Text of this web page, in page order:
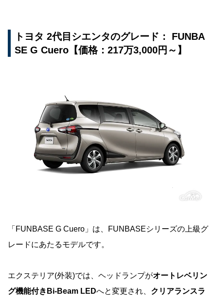
トヨタ 2代目シエンタのグレード： FUNBA
SE G Cuero【価格：217万3,000円～】
「FUNBASE G Cuero」は、FUNBASEシリーズの上級グ
レードにあたるモデルです。
エクステリア(外装)では、ヘッドランプがオートレベリン
グ機能付きBi-Beam LEDへと変更され、 クリアランスラ